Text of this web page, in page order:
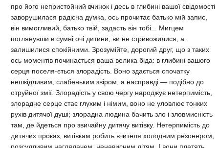
про його непристойний вчинок і десь в глибині вашої свідомості
заворушилася радісна думка, ось прочитає батько мій запис,
він вимогливий, батько твій, задасть він тобі... Мигцем
поглянувши в сумні очі дитини, ви не стривожилися, а
залишилися спокійними. Зрозумійте, дорогий друг, що з таких
ось моментів починається ваша велика біда: в глибині вашого
серця поселя-ється злорадість. Воно здається спочатку
нешкідливим, слабеньким звіром, а насправді — подібно до
отруйної змії. Злорадість у свою чергу народжує нетерпимість,
злорадне серце стає глухим і німим, воно не уловлює тонких
рухів дитячої душі; злорадна людина бачить зло і зловмисність
там, де йдеться про звичайну дитячу витівку. Нетерпимість до
дитячих проказ, витівкам робить вчителя холодним резонером,
розсудливим наглядачем, ненависним дітям. І вони платять